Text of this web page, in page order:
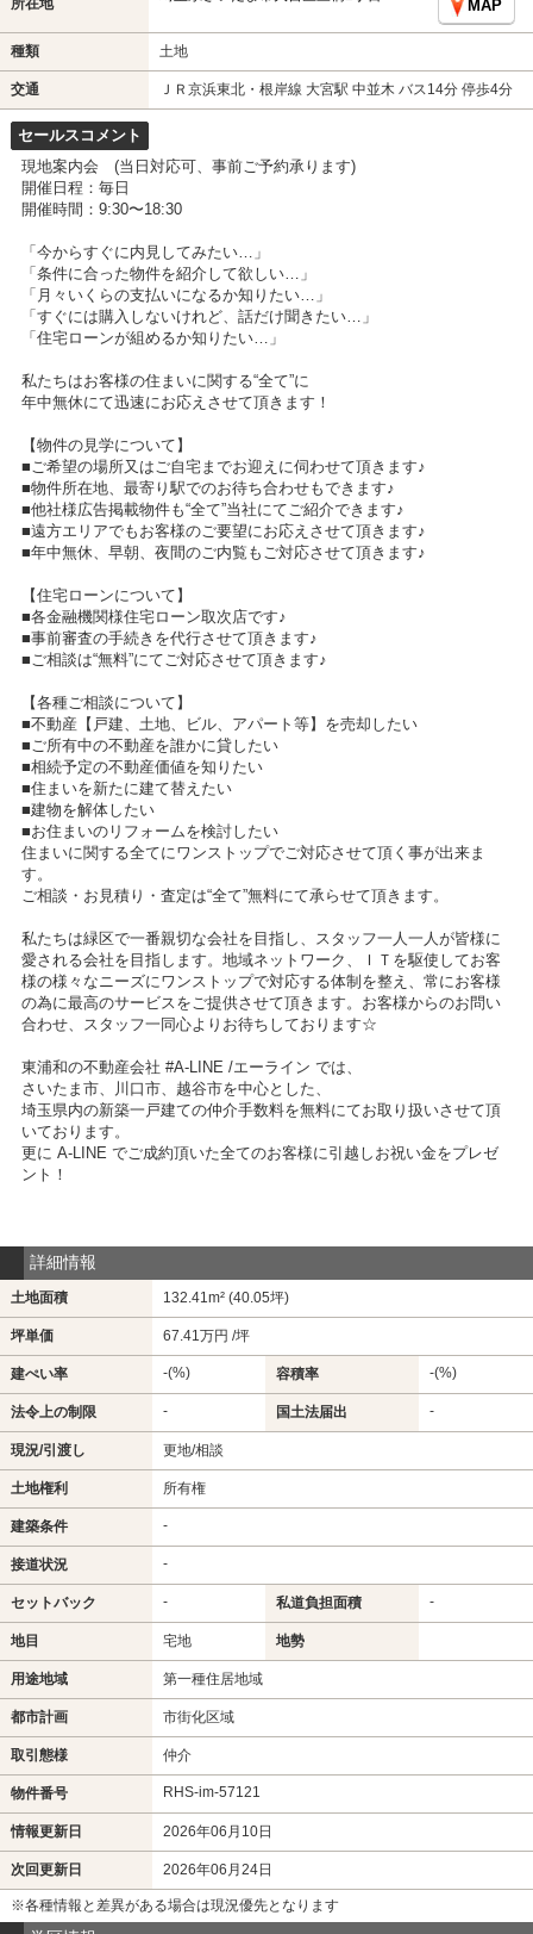
所在地 MAP
種類 土地
交通 ＪＲ京浜東北・根岸線 大宮駅 中並木 バス14分 停歩4分
セールスコメント
現地案内会 (当日対応可、事前ご予約承ります)
開催日程：毎日
開催時間：9:30〜18:30
「今からすぐに内見してみたい…」
「条件に合った物件を紹介して欲しい…」
「月々いくらの支払いになるか知りたい…」
「すぐには購入しないけれど、話だけ聞きたい…」
「住宅ローンが組めるか知りたい…」
私たちはお客様の住まいに関する“全て”に
年中無休にて迅速にお応えさせて頂きます！
【物件の見学について】
■ご希望の場所又はご自宅までお迎えに伺わせて頂きます♪
■物件所在地、最寄り駅でのお待ち合わせもできます♪
■他社様広告掲載物件も“全て”当社にてご紹介できます♪
■遠方エリアでもお客様のご要望にお応えさせて頂きます♪
■年中無休、早朝、夜間のご内覧もご対応させて頂きます♪
【住宅ローンについて】
■各金融機関様住宅ローン取次店です♪
■事前審査の手続きを代行させて頂きます♪
■ご相談は“無料”にてご対応させて頂きます♪
【各種ご相談について】
■不動産【戸建、土地、ビル、アパート等】を売却したい
■ご所有中の不動産を誰かに貸したい
■相続予定の不動産価値を知りたい
■住まいを新たに建て替えたい
■建物を解体したい
■お住まいのリフォームを検討したい
住まいに関する全てにワンストップでご対応させて頂く事が出来ま
す。
ご相談・お見積り・査定は“全て”無料にて承らせて頂きます。
私たちは緑区で一番親切な会社を目指し、スタッフ一人一人が皆様に
愛される会社を目指します。地域ネットワーク、ＩＴを駆使してお客
様の様々なニーズにワンストップで対応する体制を整え、常にお客様
の為に最高のサービスをご提供させて頂きます。お客様からのお問い
合わせ、スタッフ一同心よりお待ちしております☆
東浦和の不動産会社 #A-LINE /エーライン では、
さいたま市、川口市、越谷市を中心とした、
埼玉県内の新築一戸建ての仲介手数料を無料にてお取り扱いさせて頂
いております。
更に A-LINE でご成約頂いた全てのお客様に引越しお祝い金をプレゼ
ント！
詳細情報
土地面積 132.41m² (40.05坪)
坪単価 67.41万円 /坪
建ぺい率 -(%) 容積率 -(%)
法令上の制限 - 国土法届出 -
現況/引渡し 更地/相談
土地権利 所有権
建築条件 -
接道状況 -
セットバック - 私道負担面積 -
地目 宅地 地勢
用途地域 第一種住居地域
都市計画 市街化区域
取引態様 仲介
物件番号 RHS-im-57121
情報更新日 2026年06月10日
次回更新日 2026年06月24日
※各種情報と差異がある場合は現況優先となります